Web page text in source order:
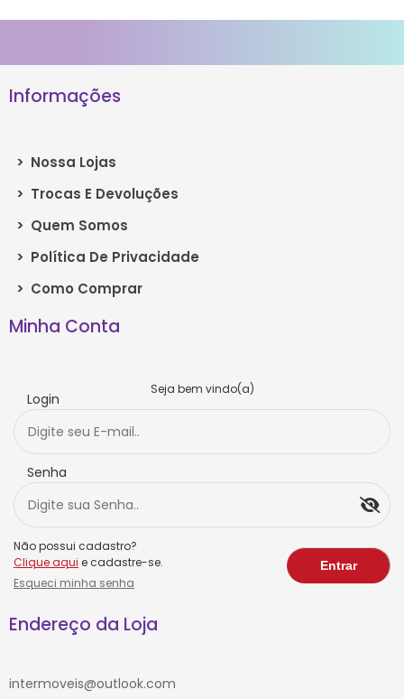
Informações
> Nossa Lojas
> Trocas E Devoluções
> Quem Somos
> Política De Privacidade
> Como Comprar
Minha Conta
Seja bem vindo(a)
Login
Senha
Não possui cadastro?
Clique aqui e cadastre-se.
Esqueci minha senha
Endereço da Loja
intermoveis@outlook.com